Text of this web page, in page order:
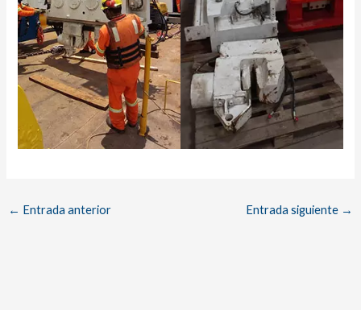
← Entrada anterior Entrada siguiente →